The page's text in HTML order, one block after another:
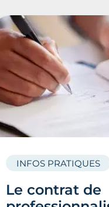
Le contrat de
INFOS PRATIQUES